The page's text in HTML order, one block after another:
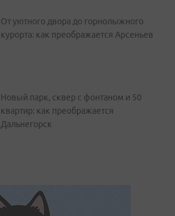
От уютного двора до горнолыжного
курорта: как преображается Арсеньев
Новый парк, сквер с фонтаном и 50
квартир: как преображается
Дальнегорск